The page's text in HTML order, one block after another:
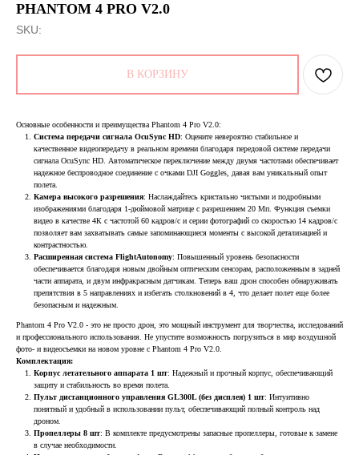
PHANTOM 4 PRO V2.0
SKU:
В КОРЗИНУ
Основные особенности и преимущества Phantom 4 Pro V2.0:
Система передачи сигнала OcuSync HD: Оцените невероятно стабильное и
качественное видеопередачу в реальном времени благодаря передовой системе передачи
сигнала OcuSync HD. Автоматическое переключение между двумя частотами обеспечивает
надежное беспроводное соединение с очками DJI Goggles, давая вам уникальный опыт
полета.
Камера высокого разрешения: Наслаждайтесь кристально чистыми и подробными
изображениями благодаря 1-дюймовой матрице с разрешением 20 Мп. Функция съемки
видео в качестве 4К с частотой 60 кадров/с и серии фотографий со скоростью 14 кадров/с
позволяет вам захватывать самые запоминающиеся моменты с высокой детализацией и
контрастностью.
Расширенная система FlightAutonomy: Повышенный уровень безопасности
обеспечивается благодаря новым двойным оптическим сенсорам, расположенным в задней
части аппарата, и двум инфракрасным датчикам. Теперь ваш дрон способен обнаруживать
препятствия в 5 направлениях и избегать столкновений в 4, что делает полет еще более
безопасным и надежным.
Phantom 4 Pro V2.0 - это не просто дрон, это мощный инструмент для творчества, исследований
и профессионального использования. Не упустите возможность погрузиться в мир воздушной
фото- и видеосъемки на новом уровне с Phantom 4 Pro V2.0.
Комплектация:
Корпус летательного аппарата 1 шт: Надежный и прочный корпус, обеспечивающий
защиту и стабильность во время полета.
Пульт дистанционного управления GL300L (без дисплея) 1 шт: Интуитивно
понятный и удобный в использовании пульт, обеспечивающий полный контроль над
дроном.
Пропеллеры 8 шт: В комплекте предусмотрены запасные пропеллеры, готовые к замене
в случае необходимости.